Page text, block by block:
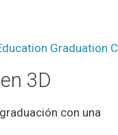
3D
con una